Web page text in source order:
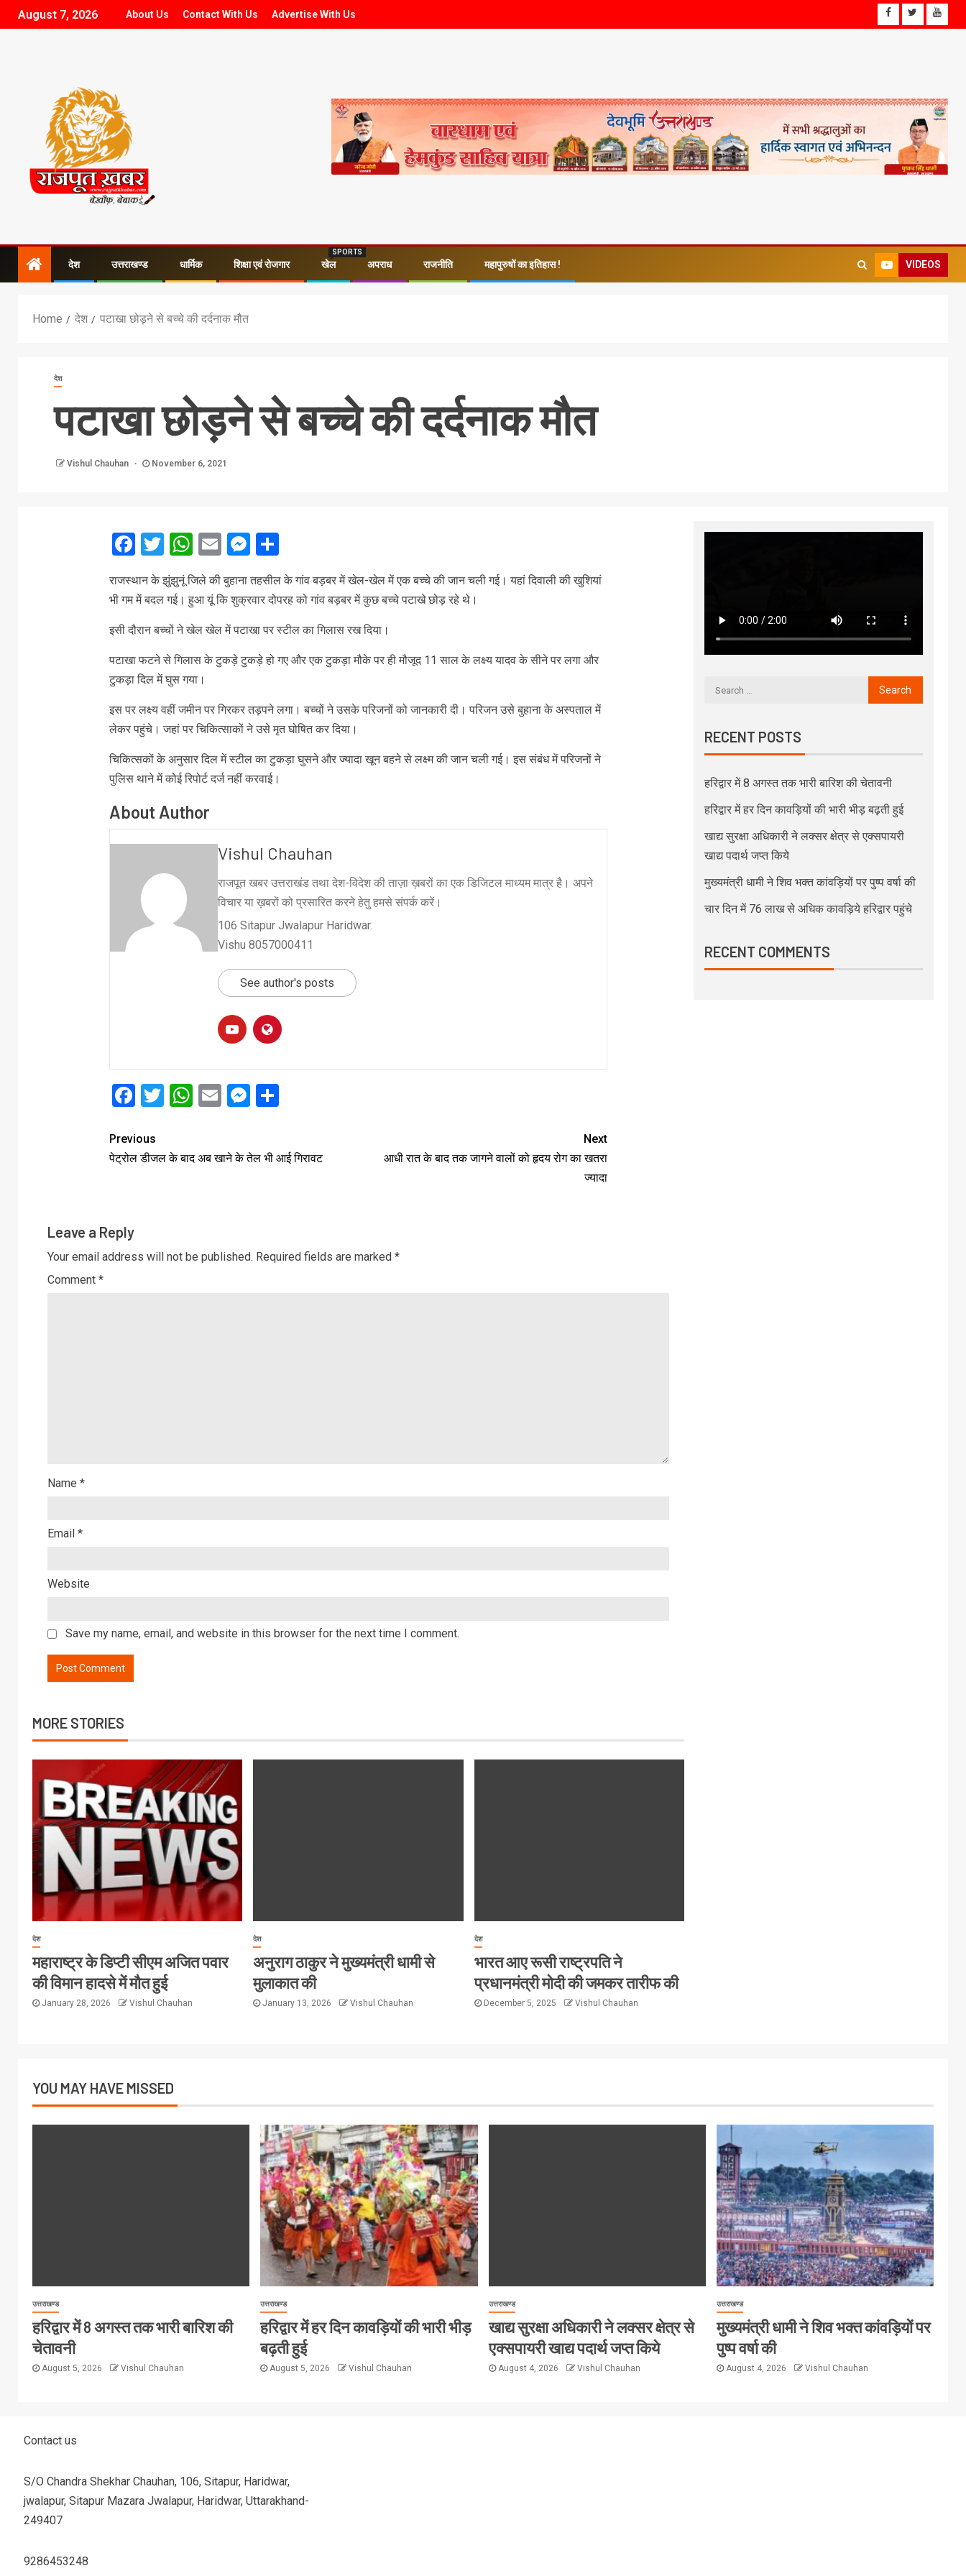
August 7, 2026 About Us Contact With Us Advertise With Us
देश उत्तराखण्ड धार्मिक शिक्षा एवं रोजगार खेल
SPORTS
अपराध राजनीति महापुरुषों का इतिहास ! VIDEOS
Home देश पटाखा छोड़ने से बच्चे की दर्दनाक मौत
देश
पटाखा छोड़ने से बच्चे की दर्दनाक मौत
Vishul Chauhan November 6, 2021
Facebook
Twitter
WhatsApp
EmailMessenger
Share
राजस्थान के झुंझुनूं जिले की बुहाना तहसील के गांव बड़बर में खेल-खेल में एक बच्चे की जान चली गई। यहां दिवाली की खुशियां
भी गम में बदल गई। हुआ यूं कि शुक्रवार दोपरह को गांव बड़बर में कुछ बच्चे पटाखे छोड़ रहे थे।
इसी दौरान बच्चों ने खेल खेल में पटाखा पर स्टील का गिलास रख दिया।
पटाखा फटने से गिलास के टुकड़े टुकड़े हो गए और एक टुकड़ा मौके पर ही मौजूद 11 साल के लक्ष्य यादव के सीने पर लगा और
टुकड़ा दिल में ​घुस गया।
इस पर लक्ष्य वहीं जमीन पर गिरकर तड़पने लगा। बच्चों ने उसके परिजनों को जानकारी दी। परिजन उसे बुहाना के अस्पताल में
लेकर पहुंचे। जहां पर चिकित्साकों ने उसे मृत घोषित कर दिया।
चिकित्सकों के अनुसार दिल में स्टील का टुकड़ा घुसने और ज्यादा खून बहने से लक्ष्म की जान चली गई। इस संबंध में परिजनों ने
पुलिस थाने में कोई रिपोर्ट दर्ज नहीं करवाई।
About Author
Vishul Chauhan
राजपूत खबर उत्तराखंड तथा देश-विदेश की ताज़ा ख़बरों का एक डिजिटल माध्यम मात्र है। अपने
विचार या ख़बरों को प्रसारित करने हेतु हमसे संपर्क करें।
106 Sitapur Jwalapur Haridwar.
Vishu 8057000411
See author's posts
Facebook
Twitter
WhatsApp
EmailMessenger
Share
Previous
पेट्रोल डीजल के बाद अब खाने के तेल भी आई गिरावट
Next
आधी रात के बाद तक जागने वालों को हृदय रोग का खतरा
ज्यादा
Leave a Reply
Your email address will not be published. Required fields are marked *
Comment *
Name *
Email *
Website
Save my name, email, and website in this browser for the next time I comment.
MORE STORIES
देश
महाराष्ट्र के डिप्टी सीएम अजित पवार
की विमान हादसे में मौत हुई
January 28, 2026 Vishul Chauhan
देश
अनुराग ठाकुर ने मुख्यमंत्री धामी से
मुलाकात की
January 13, 2026 Vishul Chauhan
देश
भारत आए रूसी राष्ट्रपति ने
प्रधानमंत्री मोदी की जमकर तारीफ की
December 5, 2025 Vishul Chauhan
RECENT POSTS
हरिद्वार में 8 अगस्त तक भारी बारिश की चेतावनी
हरिद्वार में हर दिन कावड़ियों की भारी भीड़ बढ़ती हुई
खाद्य सुरक्षा अधिकारी ने लक्सर क्षेत्र से एक्सपायरी
खाद्य पदार्थ जप्त किये
मुख्यमंत्री धामी ने शिव भक्त कांवड़ियों पर पुष्प वर्षा की
चार दिन में 76 लाख से अधिक कावड़िये हरिद्वार पहुंचे
RECENT COMMENTS
YOU MAY HAVE MISSED
उत्तराखण्ड
हरिद्वार में 8 अगस्त तक भारी बारिश की
चेतावनी
August 5, 2026 Vishul Chauhan
उत्तराखण्ड
हरिद्वार में हर दिन कावड़ियों की भारी भीड़
बढ़ती हुई
August 5, 2026 Vishul Chauhan
उत्तराखण्ड
खाद्य सुरक्षा अधिकारी ने लक्सर क्षेत्र से
एक्सपायरी खाद्य पदार्थ जप्त किये
August 4, 2026 Vishul Chauhan
उत्तराखण्ड
मुख्यमंत्री धामी ने शिव भक्त कांवड़ियों पर
पुष्प वर्षा की
August 4, 2026 Vishul Chauhan
Contact us
S/O Chandra Shekhar Chauhan, 106, Sitapur, Haridwar,
jwalapur, Sitapur Mazara Jwalapur, Haridwar, Uttarakhand-
249407
9286453248